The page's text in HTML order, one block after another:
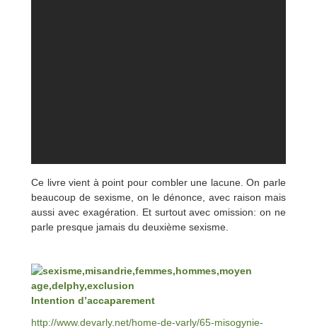
Ce livre vient à point pour combler une lacune. On parle
beaucoup de sexisme, on le dénonce, avec raison mais
aussi avec exagération. Et surtout avec omission: on ne
parle presque jamais du deuxième sexisme.
Intention d’accaparement
http://www.devarly.net/home-de-varly/65-misogynie-